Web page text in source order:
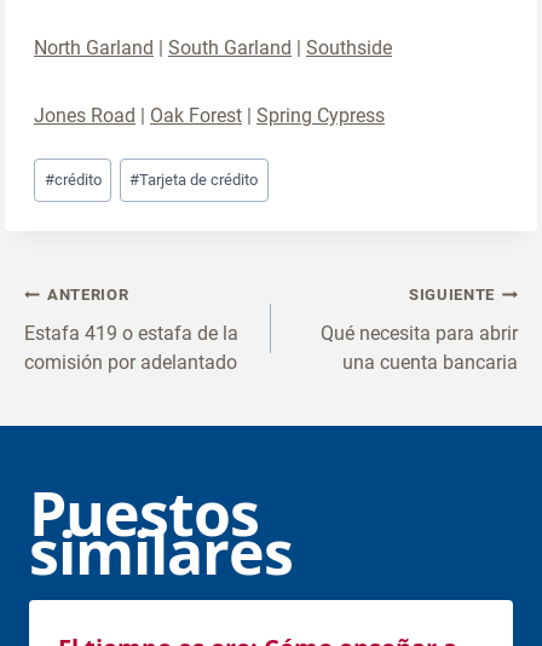
North Garland South Garland Southside
Jones Road Oak Forest Spring Cypress
Post
Tags:
#crédito #Tarjeta de crédito
Navegación
posterior
ANTERIOR
Estafa 419 o estafa de la
comisión por adelantado
SIGUIENTE
Qué necesita para abrir
una cuenta bancaria
Puestos
similares